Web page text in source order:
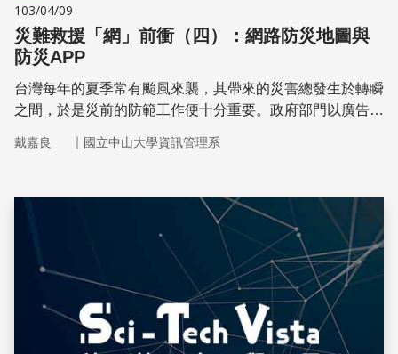
103/04/09
災難救援「網」前衝（四）：網路防災地圖與
防災APP
台灣每年的夏季常有颱風來襲，其帶來的災害總發生於轉瞬
之間，於是災前的防範工作便十分重要。政府部門以廣告來
網路公司也推出線上版台灣防災地圖，曾在2013年8月的康
即時颱風動態、雨量資訊、交通情況等，為民眾的防災工作
戴嘉良 ｜ 國立中山大學資訊管理系
儲存